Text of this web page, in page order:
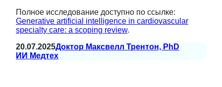
Полное исследование доступно по ссылке:
Generative artificial intelligence in cardiovascular
specialty care: a scoping review.
20.07.2025Доктор Максвелл Трентон, PhD
ИИ Медтех